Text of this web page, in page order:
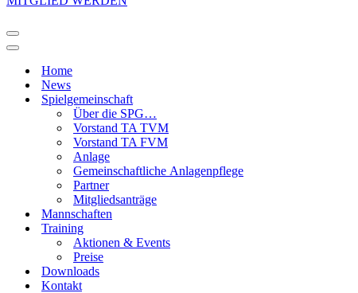
Navigationsmenü
Navigationsmenü
Home
News
Spielgemeinschaft
Über die SPG…
Vorstand TA TVM
Vorstand TA FVM
Anlage
Gemeinschaftliche Anlagenpflege
Partner
Mitgliedsanträge
Mannschaften
Training
Aktionen & Events
Preise
Downloads
Kontakt